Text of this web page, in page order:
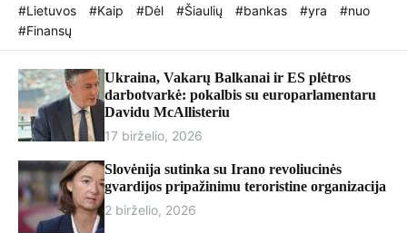
l
h
o
o
r
#Lietuvos #Kaip #Dėl #Šiaulių #bankas #yra
#nuo
#Finansų
Ukraina, Vakarų Balkanai ir ES plėtros
darbotvarkė: pokalbis su europarlamentaru
Davidu McAllisteriu
17 birželio, 2026
Slovėnija sutinka su Irano revoliucinės
gvardijos pripažinimu teroristine organizacija
2 birželio, 2026